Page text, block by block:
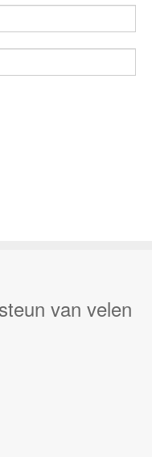
van velen